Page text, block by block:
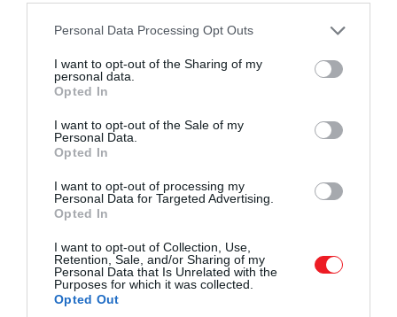
Please note that this website/app uses one or more Google
not limited to your visit or usage behaviour. You may click to
grant or deny consent to Google and its third-party tags to
use your data for below specified purposes in below Google
consent section.
Personal Data Processing Opt Outs
I want to opt-out of the Sharing of my
personal data.
Opted In
I want to opt-out of the Sale of my
Personal Data.
Opted In
I want to opt-out of processing my
Personal Data for Targeted Advertising.
Opted In
I want to opt-out of Collection, Use,
Retention, Sale, and/or Sharing of my
Personal Data that Is Unrelated with the
Purposes for which it was collected.
Opted Out